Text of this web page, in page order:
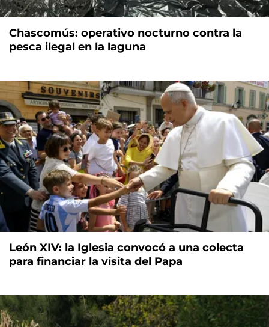
Chascomús: operativo nocturno contra la
pesca ilegal en la laguna
León XIV: la Iglesia convocó a una colecta
para financiar la visita del Papa